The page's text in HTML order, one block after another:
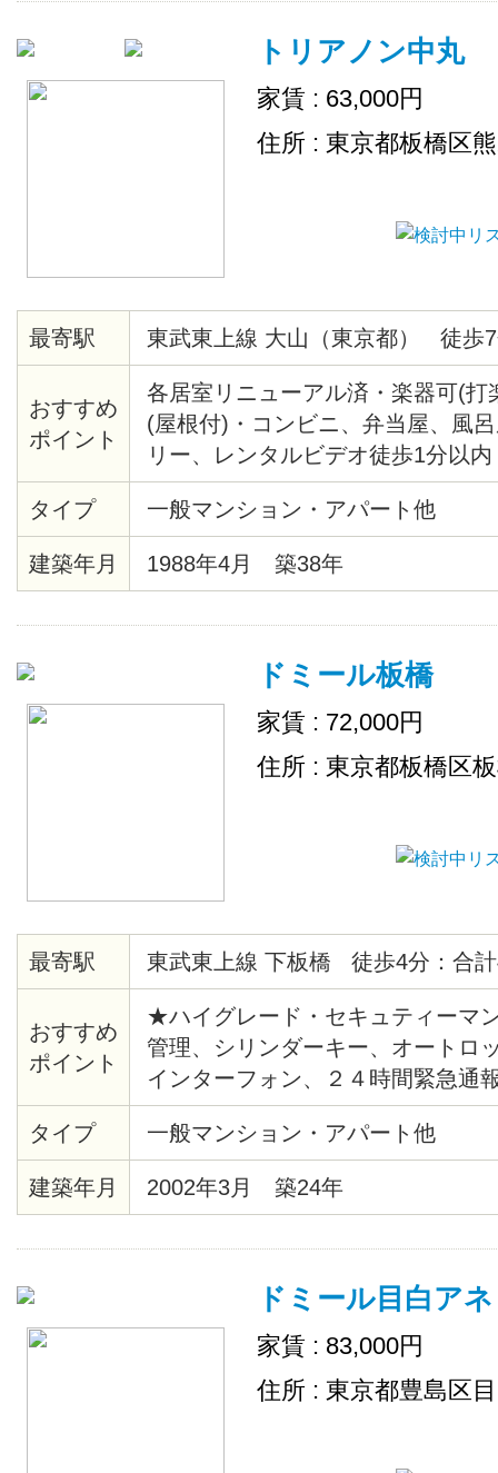
トリアノン中丸
家賃 : 63,000円
住所 : 東京都板橋区
最寄駅 東武東上線 大山（東京都） 徒歩
おすすめ
ポイント
各居室リニューアル済・楽器可(打
(屋根付)・コンビニ、弁当屋、風
リー、レンタルビデオ徒歩1分以
歩5分・郵便局、バス停徒歩2分・
ル電化・防犯カメラ設置・楽器応
Ｍ、フリーＷｉＦｉ
タイプ 一般マンション・アパート他
建築年月 1988年4月 築38年
ドミール板橋
家賃 : 72,000円
住所 : 東京都板橋区
最寄駅 東武東上線 下板橋 徒歩4分：合
おすすめ
ポイント
★ハイグレード・セキュティー
管理、シリンダーキー、オートロ
インターフォン、２４時間緊急通
湯、バストイレ別、シャワー、暖
ー、クッションフロア、各居室照
ール、クローゼット、シューズボ
キッチン、エレベーター、ゴミ置
タイプ 一般マンション・アパート他
建築年月 2002年3月 築24年
ドミール目白ア
家賃 : 83,000円
住所 : 東京都豊島区